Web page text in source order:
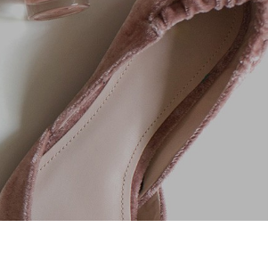
аккаунтов. После успешной
администрирования
данных между
направляет требования.